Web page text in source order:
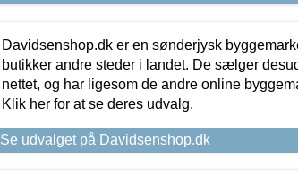
Davidsenshop.dk er en sønderjysk
butikker andre steder i landet. De sælger
nettet, og har ligesom de andre online
Klik her for at se deres udvalg.
Se udvalget på Davidsenshop.dk